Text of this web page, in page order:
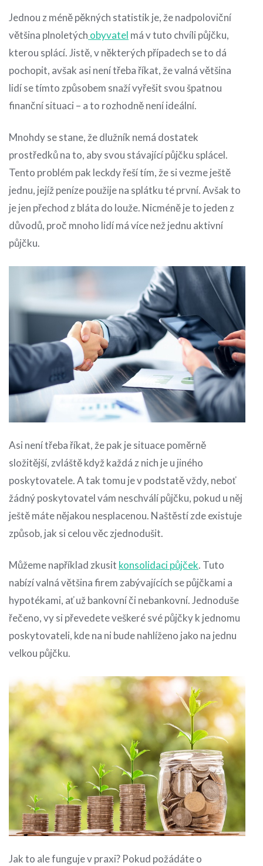
Jednou z méně pěkných statistik je, že nadpoloviční
většina plnoletých obyvatel má v tuto chvíli půjčku,
kterou splácí. Jistě, v některých případech se to dá
pochopit, avšak asi není třeba říkat, že valná většina
lidí se tímto způsobem snaží vyřešit svou špatnou
finanční situaci – a to rozhodně není ideální.
Mnohdy se stane, že dlužník nemá dostatek
prostředků na to, aby svou stávající půjčku splácel.
Tento problém pak leckdy řeší tím, že si vezme ještě
jednu, jejíž peníze použije na splátku té první. Avšak to
je jen přechod z bláta do louže. Nicméně je to jeden z
důvodů, proč mnoho lidí má více než jednu aktivní
půjčku.
Asi není třeba říkat, že pak je situace poměrně
složitější, zvláště když každá z nich je u jiného
poskytovatele. A tak tomu je v podstatě vždy, neboť
žádný poskytovatel vám neschválí půjčku, pokud u něj
ještě máte nějakou nesplacenou. Naštěstí zde existuje
způsob, jak si celou věc zjednodušit.
Můžeme například zkusit konsolidaci půjček. Tuto
nabízí valná většina firem zabývajících se půjčkami a
hypotékami, ať už bankovní či nebankovní. Jednoduše
řečeno, vy si převedete veškeré své půjčky k jednomu
poskytovateli, kde na ni bude nahlíženo jako na jednu
velkou půjčku.
Jak to ale funguje v praxi? Pokud požádáte o